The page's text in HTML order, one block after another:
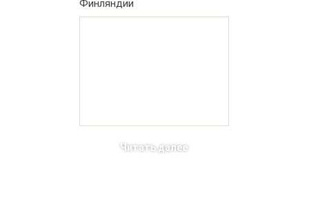
Финляндии
Читать далее